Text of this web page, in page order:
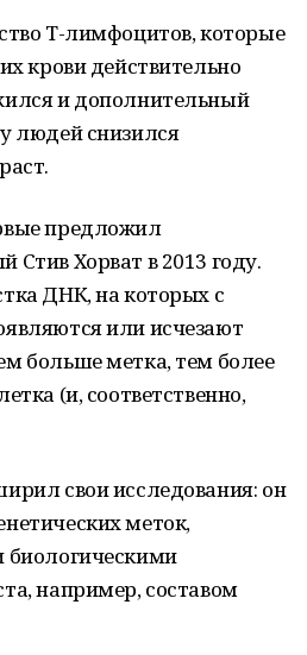
Т-лимфоцитов, которые
крови действительно
и дополнительный
людей снизился
предложил
Стив Хорват в 2013 году.
ДНК, на которых с
или исчезают
больше метка, тем более
(и, соответственно,
свои исследования: он
меток,
биологическими
например, составом